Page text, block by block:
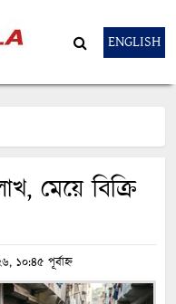
ENGLISH
মেয়ে বিক্রি
১০:৪৫ পূর্বাহ্ন